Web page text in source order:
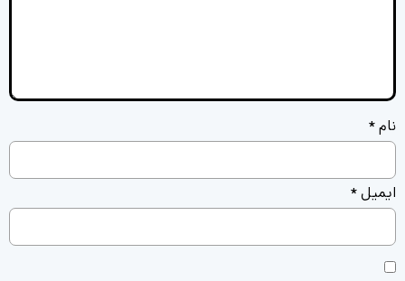
نام*
ایمیل*